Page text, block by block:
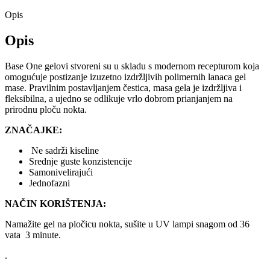
Opis
Opis
Base One gelovi stvoreni su u skladu s modernom recepturom koja
omogućuje postizanje izuzetno izdržljivih polimernih lanaca gel
mase. Pravilnim postavljanjem čestica, masa gela je izdržljiva i
fleksibilna, a ujedno se odlikuje vrlo dobrom prianjanjem na
prirodnu ploču nokta.
ZNAČAJKE:
Ne sadrži kiseline
Srednje guste konzistencije
Samonivelirajući
Jednofazni
NAČIN KORIŠTENJA:
Namažite gel na pločicu nokta, sušite u UV lampi snagom od 36
vata 3 minute.
.